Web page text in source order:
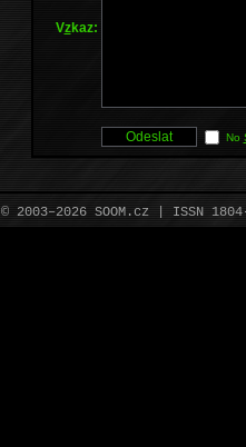
Vzkaz:
No
© 2003–2026 SOOM.cz | ISSN